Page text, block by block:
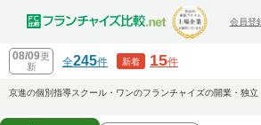
会員登
08/09更
新
全245件 新着 15件
京進の個別指導スクール・ワンのフランチャイズの開業・独立